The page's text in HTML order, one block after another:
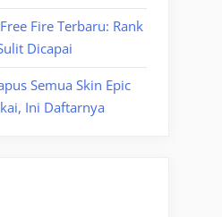
Fire Terbaru: Rank
Dicapai
Semua Skin Epic
Ini Daftarnya